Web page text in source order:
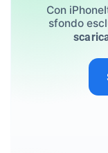
Con
sfondo